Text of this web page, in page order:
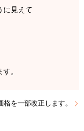
に見えて
。
格を一部改正します。